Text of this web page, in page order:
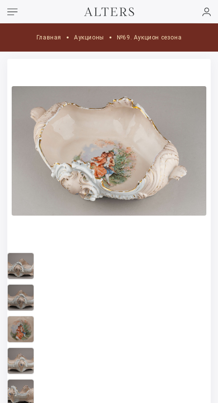
Главная Аукционы №69. Аукцион сезона